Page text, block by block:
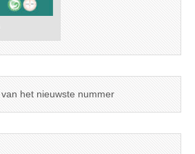
het nieuwste nummer